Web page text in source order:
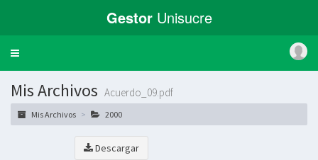
Gestor Unisucre
Toggle
Mis Archivos Acuerdo_09.pdf
Mis Archivos 2000
Descargar